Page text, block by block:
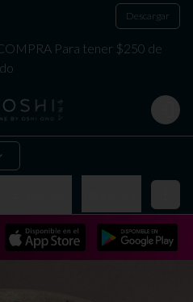
Descargar
Para tener $250 de
Login